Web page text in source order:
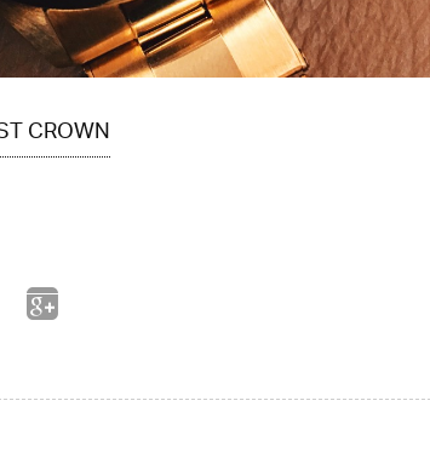
CROWN